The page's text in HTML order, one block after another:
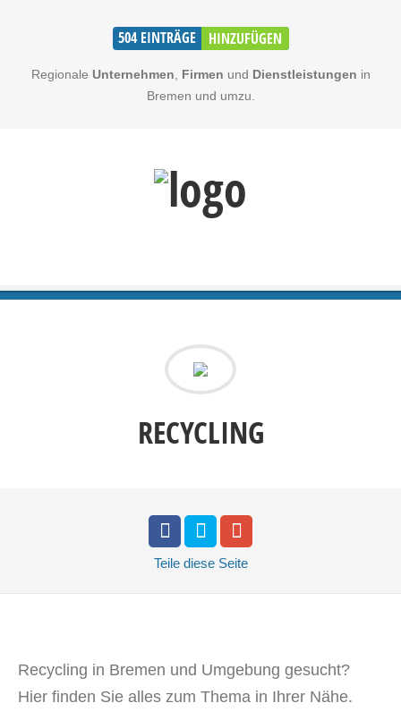
504 EINTRÄGE HINZUFÜGEN
Regionale Unternehmen Firmen und Dienstleistungen in
Bremen und umzu.
RECYCLING
Teile diese Seite
Recycling in Bremen und Umgebung gesucht?
Hier finden Sie alles zum Thema in Ihrer Nähe.